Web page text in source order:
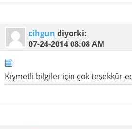
cihgun diyorki:
07-24-201408:08 AM
Kıymetli bilgiler için çok teşekkür